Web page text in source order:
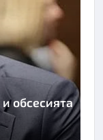
обсесията